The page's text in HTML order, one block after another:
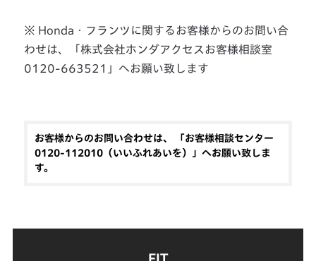
※ Honda・フランツに関するお客様からのお問い合
わせは、「株式会社ホンダアクセスお客様相談室
0120-663521」へお願い致します
お客様からのお問い合わせは、 「お客様相談センター
0120-112010（いいふれあいを）」へお願い致しま
す。
FIT